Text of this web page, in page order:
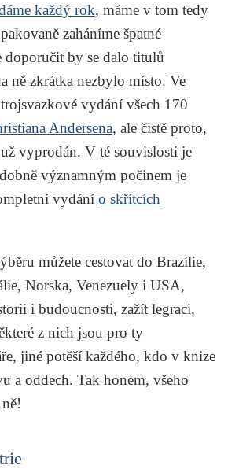
každý rok, máme v tom tedy
zaháníme špatné
doporučit by se dalo titulů
ně zkrátka nezbylo místo. Ve
vydání všech 170
Andersena, ale čistě proto,
vyprodán. V té souvislosti je
významným počinem je
vydání o skřítcích
můžete cestovat do Brazílie,
Norska, Venezuely i USA,
i budoucnosti, zažít legraci,
z nich jsou pro ty
jiné potěší každého, kdo v knize
a oddech. Tak honem, všeho